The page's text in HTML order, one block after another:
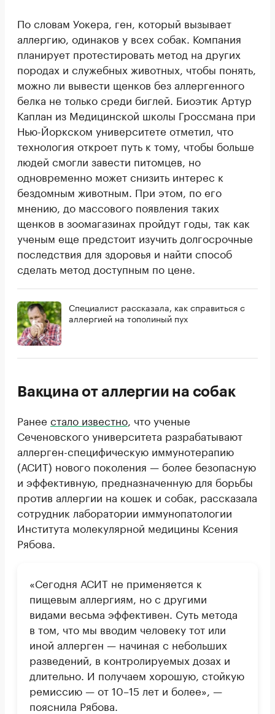
По словам Уокера, ген, который вызывает
аллергию, одинаков у всех собак. Компания
планирует протестировать метод на других
породах и служебных животных, чтобы понять,
можно ли вывести щенков без аллергенного
белка не только среди биглей. Биоэтик Артур
Каплан из Медицинской школы Гроссмана при
Нью-Йоркском университете отметил, что
технология откроет путь к тому, чтобы больше
людей смогли завести питомцев, но
одновременно может снизить интерес к
бездомным животным. При этом, по его
мнению, до массового появления таких
щенков в зоомагазинах пройдут годы, так как
ученым еще предстоит изучить долгосрочные
последствия для здоровья и найти способ
сделать метод доступным по цене.
Специалист рассказала, как справиться с
аллергией на тополиный пух
Вакцина от аллергии на собак
Ранее стало известно , что ученые
Сеченовского университета разрабатывают
аллерген-специфическую иммунотерапию
(АСИТ) нового поколения — более безопасную
и эффективную, предназначенную для борьбы
против аллергии на кошек и собак, рассказала
сотрудник лаборатории иммунопатологии
Института молекулярной медицины Ксения
Рябова.
«Сегодня АСИТ не применяется к
пищевым аллергиям, но с другими
видами весьма эффективен. Суть метода
в том, что мы вводим человеку тот или
иной аллерген — начиная с небольших
разведений, в контролируемых дозах и
длительно. И получаем хорошую, стойкую
ремиссию — от 10–15 лет и более», —
пояснила Рябова.